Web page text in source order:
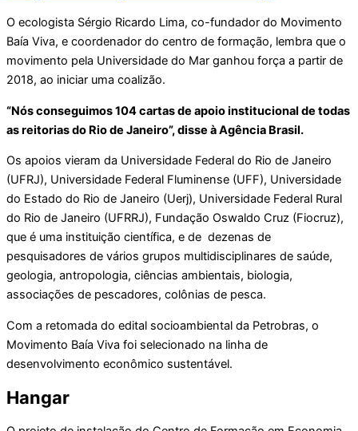
O ecologista Sérgio Ricardo Lima, co-fundador do Movimento
Baía Viva, e coordenador do centro de formação, lembra que o
movimento pela Universidade do Mar ganhou força a partir de
2018, ao iniciar uma coalizão.
“Nós conseguimos 104 cartas de apoio institucional de todas
as reitorias do Rio de Janeiro”, disse à Agência Brasil.
Os apoios vieram da Universidade Federal do Rio de Janeiro
(UFRJ), Universidade Federal Fluminense (UFF), Universidade
do Estado do Rio de Janeiro (Uerj), Universidade Federal Rural
do Rio de Janeiro (UFRRJ), Fundação Oswaldo Cruz (Fiocruz),
que é uma instituição científica, e de dezenas de
pesquisadores de vários grupos multidisciplinares de saúde,
geologia, antropologia, ciências ambientais, biologia,
associações de pescadores, colônias de pesca.
Com a retomada do edital socioambiental da Petrobras, o
Movimento Baía Viva foi selecionado na linha de
desenvolvimento econômico sustentável.
Hangar